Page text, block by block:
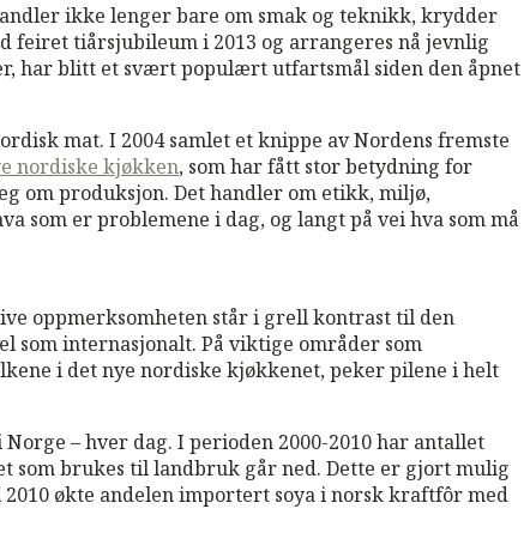
ikke lenger bare om smak og teknikk, krydder
feiret tiårsjubileum i 2013 og arrangeres nå jevnlig
har blitt et svært populært utfartsmål siden den åpnet
mat. I 2004 samlet et knippe av Nordens fremste
nordiske kjøkken, som har fått stor betydning for
om produksjon. Det handler om etikk, miljø,
er problemene i dag, og langt på vei hva som må
oppmerksomheten står i grell kontrast til den
som internasjonalt. På viktige områder som
i det nye nordiske kjøkkenet, peker pilene i helt
– hver dag. I perioden 2000-2010 har antallet
som brukes til landbruk går ned. Dette er gjort mulig
økte andelen importert soya i norsk kraftfôr med